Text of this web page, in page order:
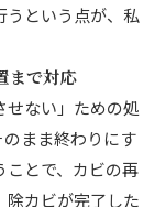
うという点が、私
まで対応
せない」ための処
まま終わりにす
ことで、カビの再
除カビが完了した